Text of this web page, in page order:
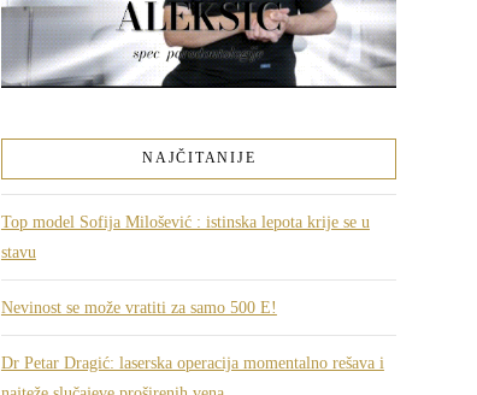
NAJČITANIJE
Top model Sofija Milošević : istinska lepota krije se u
stavu
Nevinost se može vratiti za samo 500 E!
Dr Petar Dragić: laserska operacija momentalno rešava i